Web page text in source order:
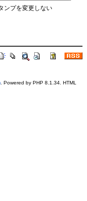
ンプを変更しない
. Powered by PHP 8.1.34. HTML